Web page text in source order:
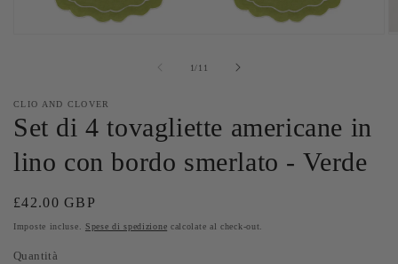
finestra
modale
1/
su11
CLIO AND CLOVER
Set di 4 tovagliette americane in
lino con bordo smerlato - Verde
Prezzo
di
£42.00 GBP
Imposte incluse. Spese di spedizione calcolate al check-out.
Quantità